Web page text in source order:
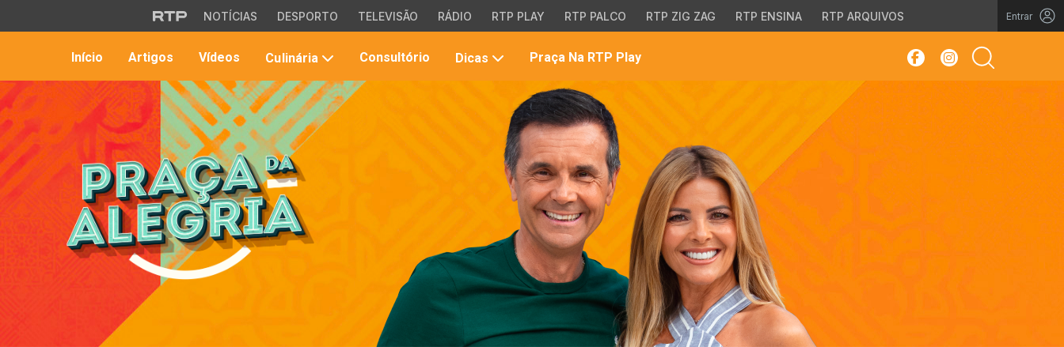
Saltar para o conteúdo principal
NOTÍCIAS DESPORTO TELEVISÃO RÁDIO RTP PLAY RTP PALCO RTP ZIG ZAG RTP ENSINA RTP ARQUIVOS Entrar
Início Artigos Vídeos Culinária Consultório Dicas Praça Na RTP Play
site